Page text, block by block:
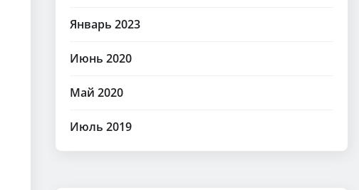
Январь 2023
Июнь 2020
Май 2020
Июль 2019